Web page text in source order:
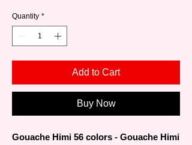
Quantity *
Add to Cart
Buy Now
Gouache Himi 56 colors - Gouache Himi